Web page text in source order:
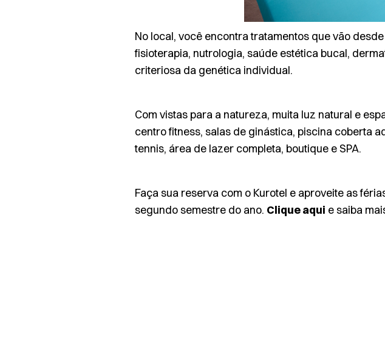
No local, você encontra tratamentos que vão
fisioterapia, nutrologia, saúde estética bucal,
criteriosa da genética individual.
Com vistas para a natureza, muita luz natural e
centro fitness, salas de ginástica, piscina coberta
tennis, área de lazer completa, boutique e SPA.
Faça sua reserva com o Kurotel e aproveite as
segundo semestre do ano. Clique aqui e saiba